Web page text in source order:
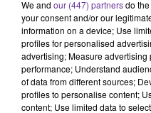
We and our (447) partnersdo
your consent and/or our
information on a device; Use
profiles for personalised
advertising; Measure
performance; Understand
of data from different sources;
profiles to personalise content;
content; Use limited data to